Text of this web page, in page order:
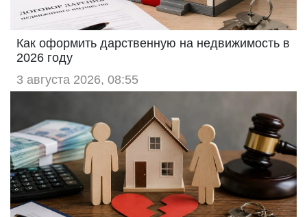
Как оформить дарственную на недвижимость в
2026 году
3 августа 2026, 08:55